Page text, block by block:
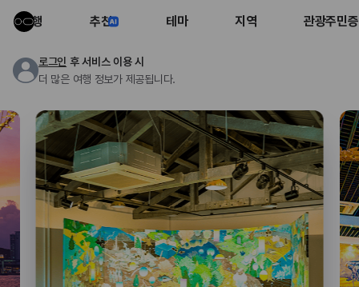
여행 추천 테마 지역 관광주민증
로그인 후 서비스 이용 시
더 많은 여행 정보가 제공됩니다.